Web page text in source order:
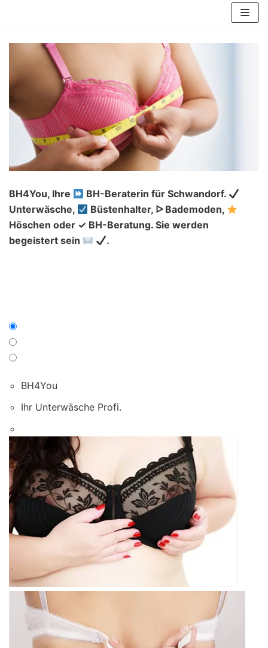
springen
BH4You, Ihre
BH-Beraterin für Schwandorf.
Unterwäsche,
Büstenhalter, ᐅ Bademoden,
Höschen oder ✓ BH-Beratung. Sie werden
begeistert sein
.
BH4You
Ihr Unterwäsche Profi.